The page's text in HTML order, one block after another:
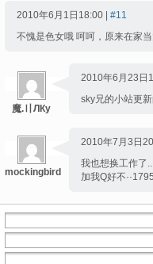
2010年6月1日18:00 | #11
不愧是色女哦 呵呵，原来在家
魔.〢ЛКу
2010年6月23日
sky兄的小站更
mockingbird
2010年7月3日
我也想换工作了
加我Q好不